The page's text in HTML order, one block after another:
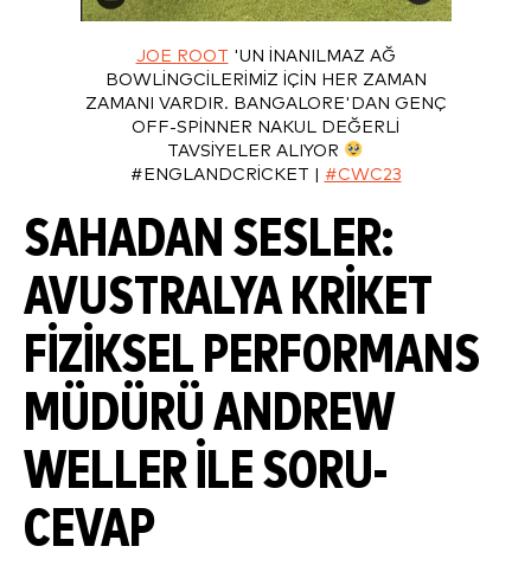
JOE ROOT
'UN INANILMAZ AĞ
BOWLINGCILERIMIZ IÇIN HER ZAMAN
ZAMANI VARDIR. BANGALORE'DAN GENÇ
OFF-SPINNER NAKUL DEĞERLI
TAVSIYELER ALIYOR
#ENGLANDCRICKET |
#CWC23
SAHADAN SESLER:
AVUSTRALYA KRIKET
FIZIKSEL PERFORMANS
MÜDÜRÜ ANDREW
WELLER ILE SORU-
CEVAP